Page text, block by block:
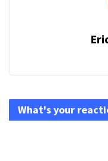
What's your